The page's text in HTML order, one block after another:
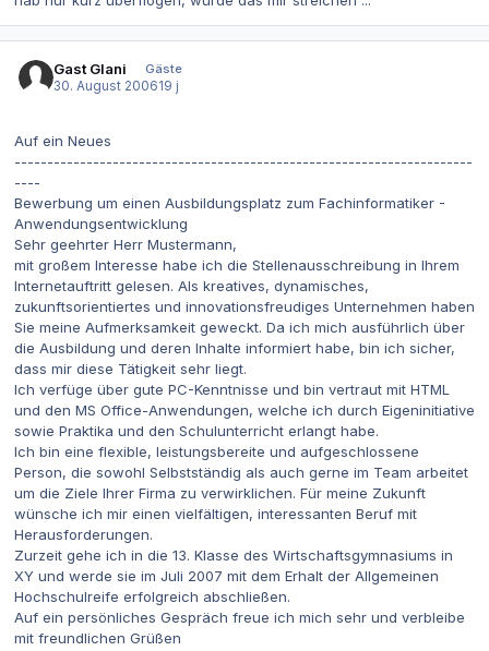
Gast Glani
Gäste
30. August 200619 j
Auf ein Neues
----------------------------------------------------------------------
----
Bewerbung um einen Ausbildungsplatz zum Fachinformatiker -
Anwendungsentwicklung
Sehr geehrter Herr Mustermann,
mit großem Interesse habe ich die Stellenausschreibung in Ihrem
Internetauftritt gelesen. Als kreatives, dynamisches,
zukunftsorientiertes und innovationsfreudiges Unternehmen haben
Sie meine Aufmerksamkeit geweckt. Da ich mich ausführlich über
die Ausbildung und deren Inhalte informiert habe, bin ich sicher,
dass mir diese Tätigkeit sehr liegt.
Ich verfüge über gute PC-Kenntnisse und bin vertraut mit HTML
und den MS Office-Anwendungen, welche ich durch Eigeninitiative
sowie Praktika und den Schulunterricht erlangt habe.
Ich bin eine flexible, leistungsbereite und aufgeschlossene
Person, die sowohl Selbstständig als auch gerne im Team arbeitet
um die Ziele Ihrer Firma zu verwirklichen. Für meine Zukunft
wünsche ich mir einen vielfältigen, interessanten Beruf mit
Herausforderungen.
Zurzeit gehe ich in die 13. Klasse des Wirtschaftsgymnasiums in
XY und werde sie im Juli 2007 mit dem Erhalt der Allgemeinen
Hochschulreife erfolgreich abschließen.
Auf ein persönliches Gespräch freue ich mich sehr und verbleibe
mit freundlichen Grüßen